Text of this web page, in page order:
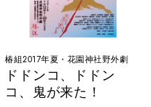
椿組2017年夏・花園神社野外劇
ドドンコ、ドドン
コ、鬼が来た！